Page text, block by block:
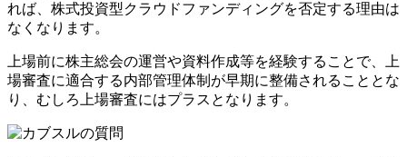
れば、株式投資型クラウドファンディングを否定する理由は
なくなります。
上場前に株主総会の運営や資料作成等を経験することで、上
場審査に適合する内部管理体制が早期に整備されることとな
り、むしろ上場審査にはプラスとなります。